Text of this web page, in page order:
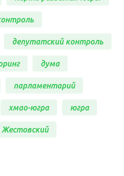
депутатский контроль
дума
парламентарий
хмао-югра югра
Жестовский